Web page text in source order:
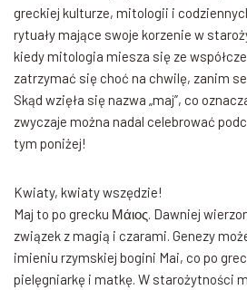
greckiej kulturze, mitologii i
rytuały mające swoje korzenie w
kiedy mitologia miesza się ze
zatrzymać się choć na chwilę, zanim
Skąd wzięła się nazwa „maj”, co
zwyczaje można nadal celebrować
tym poniżej!
Kwiaty, kwiaty wszędzie!
Maj to po grecku Μάιος. Dawniej
związek z magią i czarami. Genezy
imieniu rzymskiej bogini Mai, co po
pielęgniarkę i matkę. W starożytności